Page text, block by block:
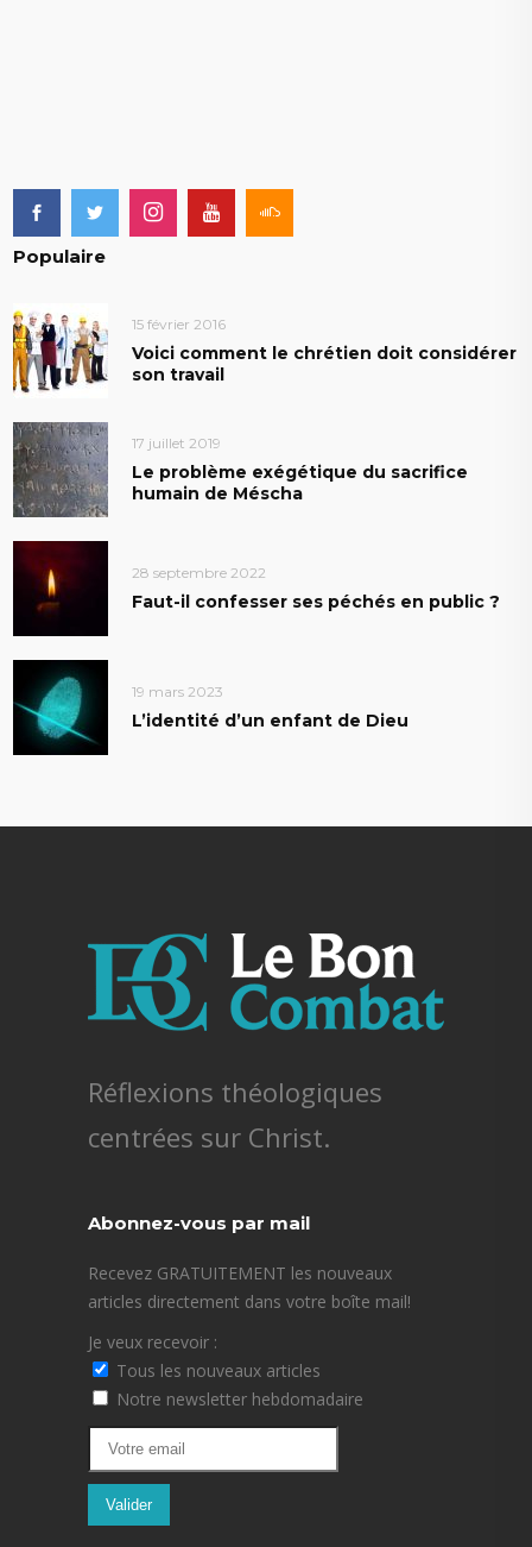
Populaire
15 février 2016
Voici comment le chrétien doit considérer
son travail
17 juillet 2019
Le problème exégétique du sacrifice
humain de Méscha
28 septembre 2022
Faut-il confesser ses péchés en public ?
19 mars 2023
L’identité d’un enfant de Dieu
Réflexions théologiques
centrées sur Christ.
Abonnez-vous par mail
Recevez GRATUITEMENT les nouveaux
articles directement dans votre boîte mail!
Je veux recevoir :
Tous les nouveaux articles
Notre newsletter hebdomadaire